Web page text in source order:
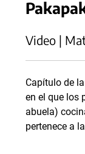
Video |
Capítulo de
en el que los
abuela)
pertenece a